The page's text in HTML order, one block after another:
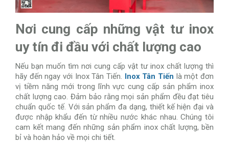
Nơi cung cấp những vật tư inox
uy tín đi đầu với chất lượng cao
Nếu bạn muốn tìm nơi cung cấp vật tư inox chất lượng thì
hãy đến ngay với Inox Tân Tiến.
Inox Tân Tiến là một đơn
vị tiềm năng mới trong lĩnh vực cung cấp sản phẩm inox
chất lượng cao. Đảm bảo rằng mọi sản phẩm đều đạt tiêu
chuẩn quốc tế. Với sản phẩm đa dạng, thiết kế hiện đại và
được nhập khẩu đến từ nhiều nước khác nhau. Chúng tôi
cam kết mang đến những sản phẩm inox chất lượng, bền
bỉ và hoàn hảo về mọi chi tiết.